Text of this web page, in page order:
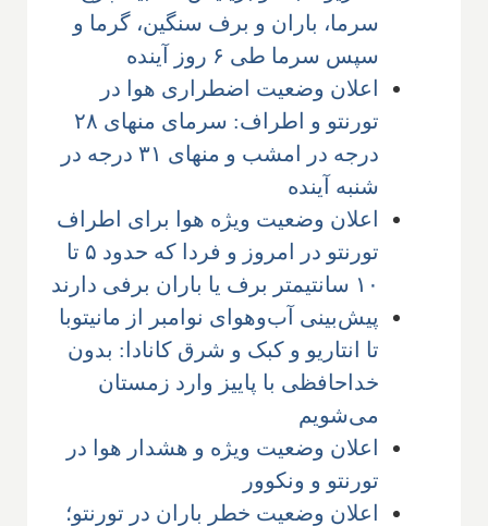
سرما، باران و برف سنگین، گرما و
سپس سرما طی ۶ روز آینده
اعلان وضعیت اضطراری هوا در
تورنتو و اطراف: سرمای منهای ۲۸
درجه در امشب و منهای ۳۱ درجه در
شنبه آینده
اعلان وضعیت ویژه هوا برای اطراف
تورنتو در امروز و فردا که حدود ۵ تا
۱۰ سانتیمتر برف یا باران برفی دارند
پیش‌بینی آب‌وهوای نوامبر از مانیتوبا
تا انتاریو و کبک و شرق کانادا: بدون
خداحافظی با پاییز وارد زمستان
می‌شویم
اعلان وضعیت ویژه و هشدار هوا در
تورنتو و ونکوور
اعلان وضعیت خطر باران در تورنتو؛